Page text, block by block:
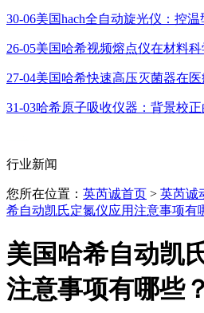
30-06美国hach全自动旋光仪：控
26-05美国哈希视频熔点仪在材料
27-04美国哈希快速高压灭菌器在
31-03哈希原子吸收仪器：背景校正
行业新闻
您所在位置： 英芮诚首页 > 英芮诚
希自动凯氏定氮仪应用注意事项有
美国哈希自动凯
注意事项有哪些？